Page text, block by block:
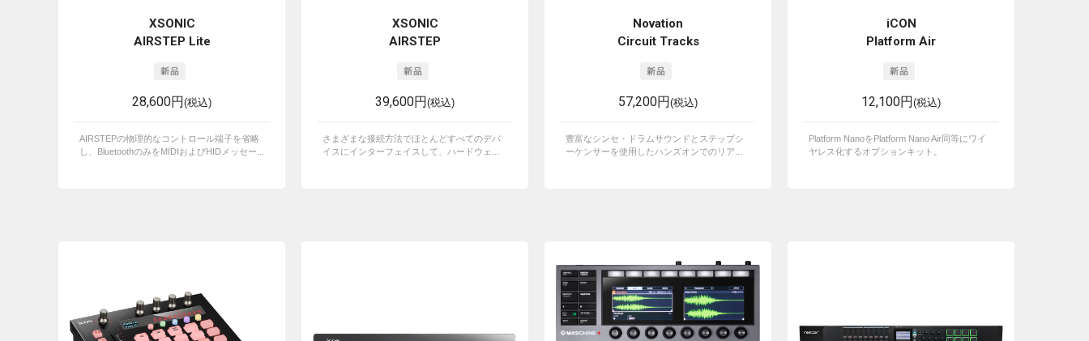
XSONIC
AIRSTEP Lite
28,600円(税込)
AIRSTEPの物理的なコントロール端子を省略
し、BluetoothのみをMIDIおよびHIDメッセー...
XSONIC
AIRSTEP
39,600円(税込)
さまざまな接続方法でほとんどすべてのデバ
イスにインターフェイスして、ハードウェ...
Novation
Circuit Tracks
57,200円(税込)
豊富なシンセ・ドラムサウンドとステップシ
ーケンサーを使用したハンズオンでのリア...
iCON
Platform Air
12,100円(税込)
Platform NanoをPlatform Nano Air同等にワイ
ヤレス化するオプションキット。